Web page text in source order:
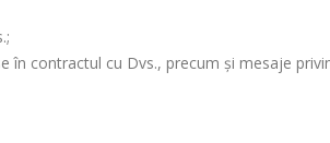
în contractul cu Dvs., precum și mesaje